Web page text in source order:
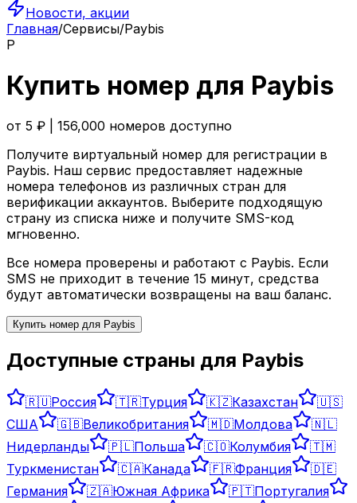
Новости, акции
Главная/Сервисы/Paybis
P
Купить номер для Paybis
от 5 ₽ | 156,000 номеров доступно
Получите виртуальный номер для регистрации в
Paybis. Наш сервис предоставляет надежные
номера телефонов из различных стран для
верификации аккаунтов. Выберите подходящую
страну из списка ниже и получите SMS-код
мгновенно.
Все номера проверены и работают с Paybis. Если
SMS не приходит в течение 15 минут, средства
будут автоматически возвращены на ваш баланс.
Купить номер для Paybis
Доступные страны для Paybis
🇷🇺Россия 🇹🇷Турция 🇰🇿Казахстан
🇺🇸
США
🇬🇧Великобритания 🇲🇩Молдова
🇳🇱
Нидерланды
🇵🇱Польша 🇨🇴Колумбия
🇹🇲
Туркменистан
🇨🇦Канада 🇫🇷Франция
🇩🇪
Германия
🇿🇦Южная Африка 🇵🇹Португалия